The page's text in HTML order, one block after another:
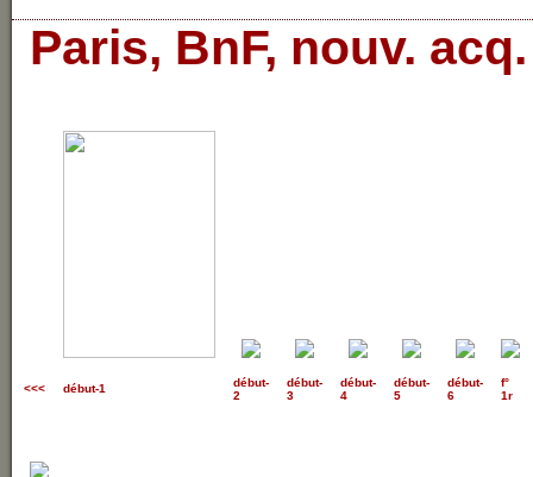
Paris, BnF, nouv.
<<< début-1 début-
2
début-
3
début-
4
début-
5
début-
6
f°
1r